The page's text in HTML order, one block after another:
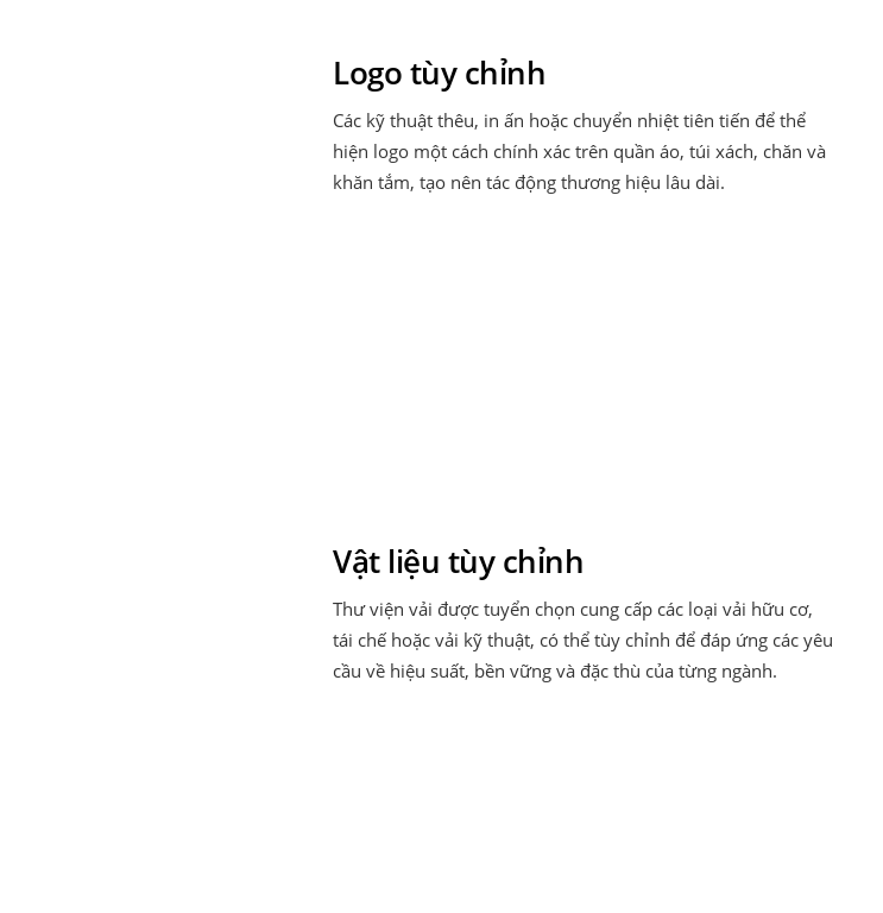
Logo tùy chỉnh
Các kỹ thuật thêu, in ấn hoặc chuyển nhiệt tiên tiến để thể
hiện logo một cách chính xác trên quần áo, túi xách, chăn và
khăn tắm, tạo nên tác động thương hiệu lâu dài.
Vật liệu tùy chỉnh
Thư viện vải được tuyển chọn cung cấp các loại vải hữu cơ,
tái chế hoặc vải kỹ thuật, có thể tùy chỉnh để đáp ứng các yêu
cầu về hiệu suất, bền vững và đặc thù của từng ngành.